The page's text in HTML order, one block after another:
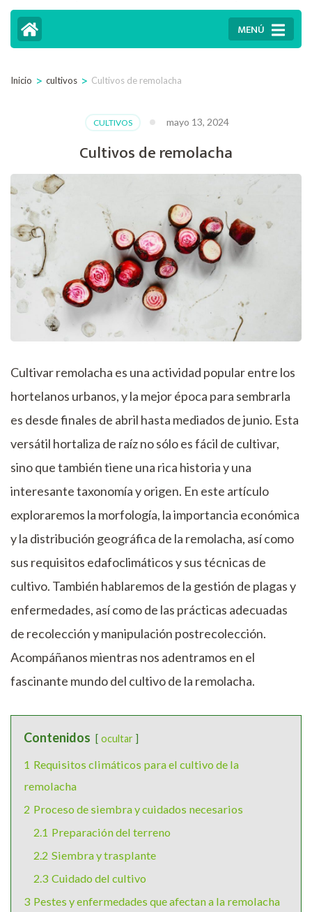
Intro)
MENÚ
Inicio > cultivos > Cultivos de remolacha
CULTIVOS mayo 13, 2024
Cultivos de remolacha
Cultivar remolacha es una actividad popular entre los
hortelanos urbanos, y la mejor época para sembrarla
es desde finales de abril hasta mediados de junio. Esta
versátil hortaliza de raíz no sólo es fácil de cultivar,
sino que también tiene una rica historia y una
interesante taxonomía y origen. En este artículo
exploraremos la morfología, la importancia económica
y la distribución geográfica de la remolacha, así como
sus requisitos edafoclimáticos y sus técnicas de
cultivo. También hablaremos de la gestión de plagas y
enfermedades, así como de las prácticas adecuadas
de recolección y manipulación postrecolección.
Acompáñanos mientras nos adentramos en el
fascinante mundo del cultivo de la remolacha.
Contenidos ocultar
1 Requisitos climáticos para el cultivo de la
remolacha
2 Proceso de siembra y cuidados necesarios
2.1 Preparación del terreno
2.2 Siembra y trasplante
2.3 Cuidado del cultivo
3 Pestes y enfermedades que afectan a la remolacha